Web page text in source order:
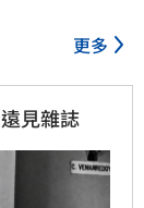
更多
遠見雜誌